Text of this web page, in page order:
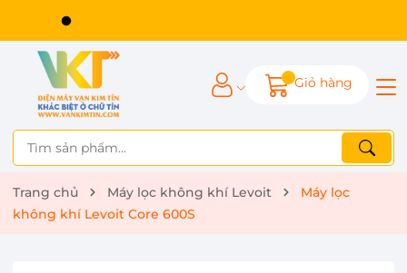
Giỏ hàng
Trang chủ Máy lọc không khí Levoit
Máy lọc
không khí Levoit Core 600S